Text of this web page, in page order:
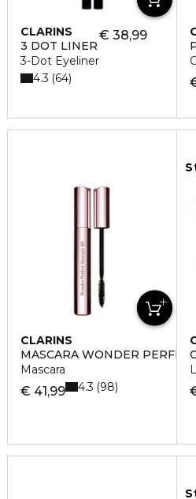
CLARINS
3 DOT LINER
3-Dot Eyeliner
€ 38,99
4.3 64
CLARINS
MASCARA WONDER
Mascara
€ 41,99 4.3 98